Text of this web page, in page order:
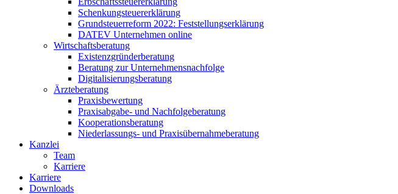
Schenkungsteuererklärung
Grundsteuerreform 2022: Feststellungserklärung
DATEV Unternehmen online
Wirtschaftsberatung
Existenzgründerberatung
Beratung zur Unternehmensnachfolge
Digitalisierungsberatung
Ärzteberatung
Praxisbewertung
Praxisabgabe- und Nachfolgeberatung
Kooperationsberatung
Niederlassungs- und Praxisübernahmeberatung
Kanzlei
Team
Karriere
Karriere
Downloads